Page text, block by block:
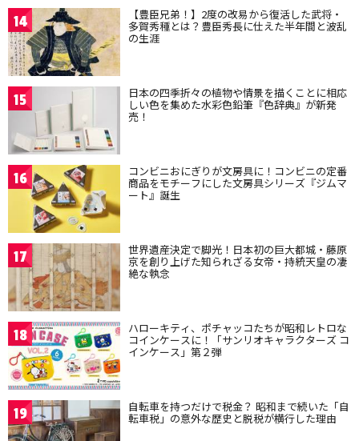
14 【豊臣兄弟！】2度の改易から復活した武将・
多賀秀種とは？豊臣秀長に仕えた半年間と波乱
の生涯
15 日本の四季折々の植物や情景を描くことに相応
しい色を集めた水彩色鉛筆『色辞典』が新発
売！
16 コンビニおにぎりが文房具に！コンビニの定番
商品をモチーフにした文房具シリーズ『ジムマ
ート』誕生
17 世界遺産決定で脚光！日本初の巨大都城・藤原
京を創り上げた知られざる女帝・持統天皇の凄
絶な執念
18 ハローキティ、ポチャッコたちが昭和レトロな
コインケースに！「サンリオキャラクターズ コ
インケース」第２弾
19 自転車を持つだけで税金？ 昭和まで続いた「自
転車税」の意外な歴史と脱税が横行した理由